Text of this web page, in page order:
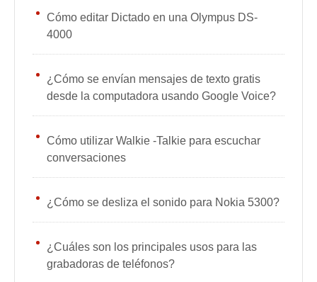
Cómo editar Dictado en una Olympus DS-
4000
¿Cómo se envían mensajes de texto gratis
desde la computadora usando Google Voice?
Cómo utilizar Walkie -Talkie para escuchar
conversaciones
¿Cómo se desliza el sonido para Nokia 5300?
¿Cuáles son los principales usos para las
grabadoras de teléfonos?